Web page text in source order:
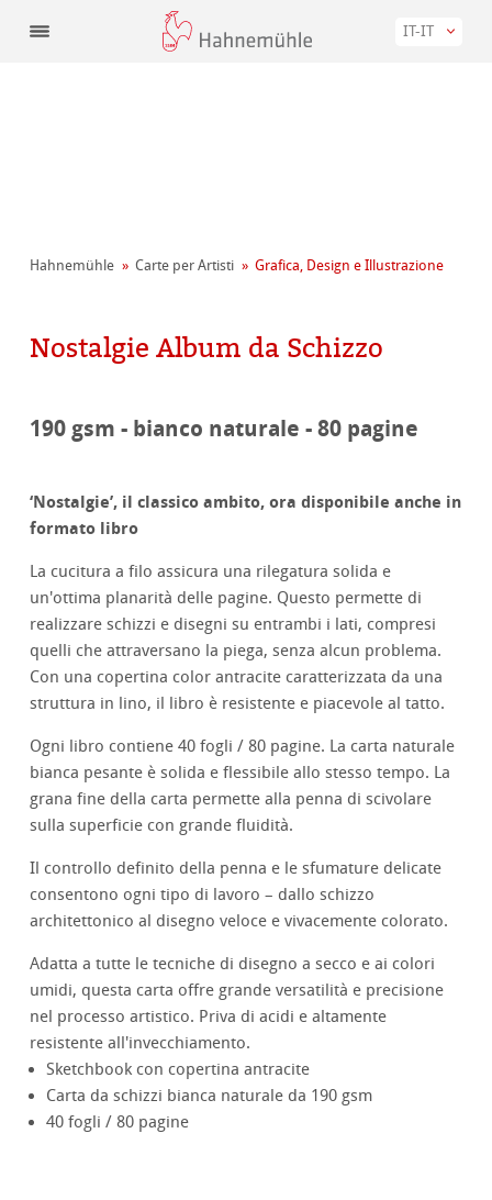
IT-IT
Hahnemühle Carte per Artisti Grafica, Design e Illustrazione
Nostalgie Album da Schizzo
190 gsm - bianco naturale - 80 pagine
‘Nostalgie’, il classico ambito, ora disponibile anche in
formato libro
La cucitura a filo assicura una rilegatura solida e
un'ottima planarità delle pagine. Questo permette di
realizzare schizzi e disegni su entrambi i lati, compresi
quelli che attraversano la piega, senza alcun problema.
Con una copertina color antracite caratterizzata da una
struttura in lino, il libro è resistente e piacevole al tatto.
Ogni libro contiene 40 fogli / 80 pagine. La carta naturale
bianca pesante è solida e flessibile allo stesso tempo. La
grana fine della carta permette alla penna di scivolare
sulla superficie con grande fluidità.
Il controllo definito della penna e le sfumature delicate
consentono ogni tipo di lavoro – dallo schizzo
architettonico al disegno veloce e vivacemente colorato.
Adatta a tutte le tecniche di disegno a secco e ai colori
umidi, questa carta offre grande versatilità e precisione
nel processo artistico. Priva di acidi e altamente
resistente all'invecchiamento.
Sketchbook con copertina antracite
Carta da schizzi bianca naturale da 190 gsm
40 fogli / 80 pagine